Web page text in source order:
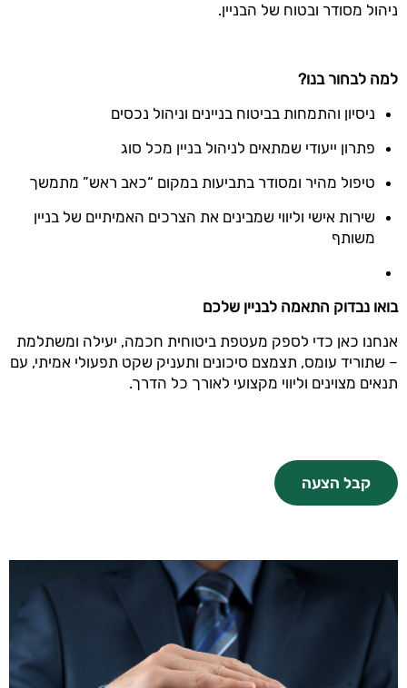
ניהול מסודר ובטוח של הבניין.
למה לבחור בנו?
ניסיון והתמחות בביטוח בניינים וניהול נכסים
פתרון ייעודי שמתאים לניהול בניין מכל סוג
טיפול מהיר ומסודר בתביעות במקום “כאב ראש” מתמשך
שירות אישי וליווי שמבינים את הצרכים האמיתיים של בניין
משותף
בואו נבדוק התאמה לבניין שלכם
אנחנו כאן כדי לספק מעטפת ביטוחית חכמה, יעילה ומשתלמת
– שתוריד עומס, תצמצם סיכונים ותעניק שקט תפעולי אמיתי, עם
תנאים מצוינים וליווי מקצועי לאורך כל הדרך.
קבל הצעה